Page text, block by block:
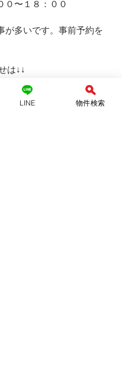
０〜１８：００
が多いです。事前予約を
は↓↓
LINE 物件検索